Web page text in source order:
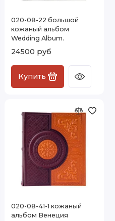
020-08-22 большой
кожаный альбом
Wedding Album.
24500 руб
Купить
020-08-41-1 кожаный
альбом Венеция